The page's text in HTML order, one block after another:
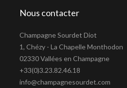
Nous contacter
Champagne Sourdet Diot
1, Chézy - La Chapelle Monthodon
02330 Vallées en Champagne
+33(0)3.23.82.46.18
info@champagnesourdet.com